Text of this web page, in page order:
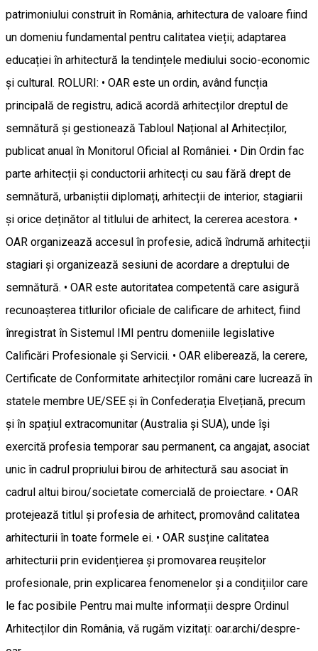
patrimoniului construit în România, arhitectura de valoare fiind
un domeniu fundamental pentru calitatea vieții; adaptarea
educației în arhitectură la tendințele mediului socio-economic
și cultural. ROLURI: • OAR este un ordin, având funcția
principală de registru, adică acordă arhitecților dreptul de
semnătură și gestionează Tabloul Național al Arhitecților,
publicat anual în Monitorul Oficial al României. • Din Ordin fac
parte arhitecții și conductorii arhitecți cu sau fără drept de
semnătură, urbaniștii diplomați, arhitecții de interior, stagiarii
și orice deținător al titlului de arhitect, la cererea acestora. •
OAR organizează accesul în profesie, adică îndrumă arhitecții
stagiari și organizează sesiuni de acordare a dreptului de
semnătură. • OAR este autoritatea competentă care asigură
recunoașterea titlurilor oficiale de calificare de arhitect, fiind
înregistrat în Sistemul IMI pentru domeniile legislative
Calificări Profesionale și Servicii. • OAR eliberează, la cerere,
Certificate de Conformitate arhitecților români care lucrează în
statele membre UE/SEE și în Confederația Elvețiană, precum
și în spațiul extracomunitar (Australia și SUA), unde își
exercită profesia temporar sau permanent, ca angajat, asociat
unic în cadrul propriului birou de arhitectură sau asociat în
cadrul altui birou/societate comercială de proiectare. • OAR
protejează titlul și profesia de arhitect, promovând calitatea
arhitecturii în toate formele ei. • OAR susține calitatea
arhitecturii prin evidențierea și promovarea reușitelor
profesionale, prin explicarea fenomenelor și a condițiilor care
le fac posibile Pentru mai multe informații despre Ordinul
Arhitecților din România, vă rugăm vizitați: oar.archi/despre-